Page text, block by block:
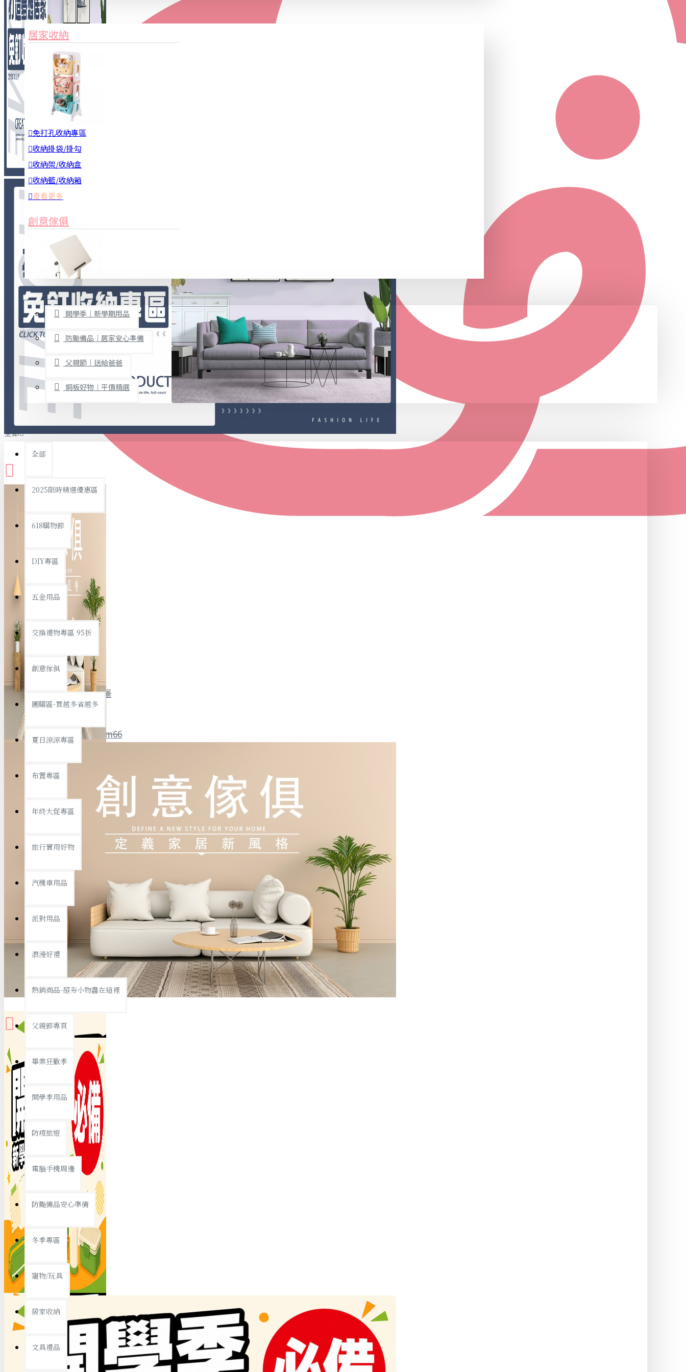
全館限時滿799免運
聯絡我們 ID : @ym66
優惠活動 最新活動
3C周邊
居家安全
居家清潔
查看更多
餐飲廚具
廚房收納
烘焙用具
隨身餐具
查看更多
文具禮品
事務用品
文具收納
書寫用品
衛浴用品
個人衛浴用品
浴室置物/收納
旅行收納
汽機車用品
查看更多
置物架/收納櫃
銅板精選
19元專區
39元專區
節慶熱賣
春節/新年
家俱&收納
居家收納
免打孔收納專區
收納掛袋/掛勾
收納架/收納盒
收納籃/收納箱
查看更多
創意傢俱
桌子/椅子
置物架/收納櫃
其他
免打孔收納專區
限時促銷
開學季｜新學期用品
防颱備品｜居家安心準備
父親節｜送給爸爸
銅板好物｜平價精選
全部
全部
2025限時精選優惠區
618購物節
DIY專區
五金用品
交換禮物專區 95折
創意傢俱
團購區-買越多省越多
夏日涼涼專區
布置專區
年終大促專區
旅行實用好物
汽機車用品
派對用品
浪漫好禮
熱銷商品-超夯小物盡在這裡
父親節專頁
畢業狂歡季
開學季用品
防疫旅遊
電腦手機周邊
防颱備品安心準備
冬季專區
寵物/玩具
居家收納
文具禮品